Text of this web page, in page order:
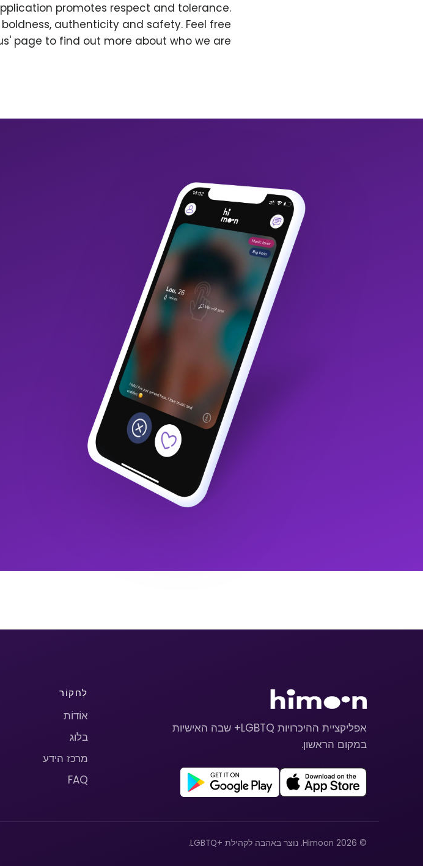
promotes respect and tolerance.
authenticity and safety. Feel free
page to find out more about who we are.
אפליקציית ההיכרויות LGBTQ+ שבה האישיות
במקום הראשון.
לַחקוֹר
אוֹדוֹת
בלוג
מרכז הידע
FAQ
© 2026 Himoon. נוצר באהבה לקהילת +LGBTQ.